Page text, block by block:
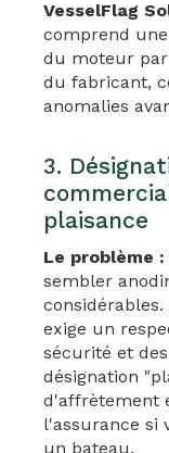
VesselFlag
comprend
du moteur par
du fabricant,
anomalies
3.
plaisance
Le problème :
sembler
exige un
sécurité et
désignation
d'affrètement
l'assurance si
un bateau.